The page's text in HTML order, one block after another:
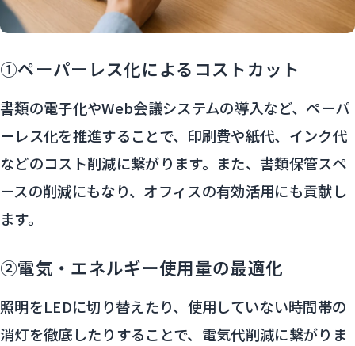
①ペーパーレス化によるコストカット
書類の電子化やWeb会議システムの導入など、ペーパ
ーレス化を推進することで、印刷費や紙代、インク代
などのコスト削減に繋がります。また、書類保管スペ
ースの削減にもなり、オフィスの有効活用にも貢献し
ます。
②電気・エネルギー使用量の最適化
照明をLEDに切り替えたり、使用していない時間帯の
消灯を徹底したりすることで、電気代削減に繋がりま